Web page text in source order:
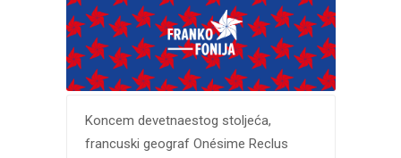
Koncem devetnaestog stoljeća,
francuski geograf Onésime Reclus